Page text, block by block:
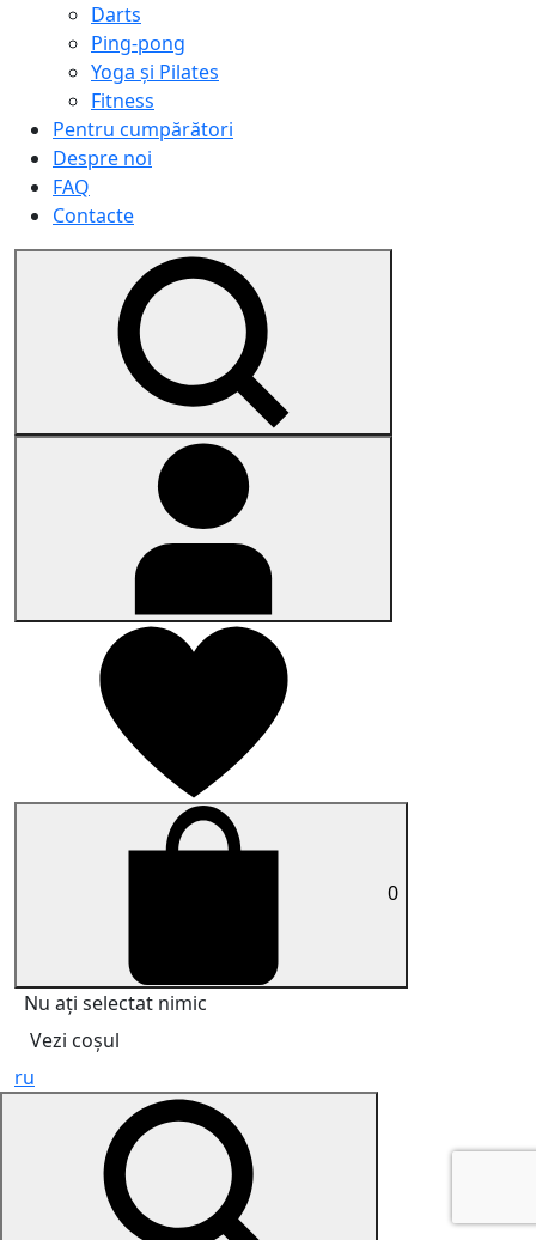
Darts
Ping-pong
Yoga și Pilates
Fitness
Pentru cumpărători
Despre noi
FAQ
Contacte
0
Nu ați selectat nimic
Vezi coșul
ru